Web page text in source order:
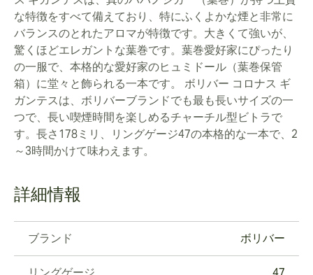
な特徴をすべて備えており、特にふくよかな煙と非常に
バランスのとれたアロマが特徴です。大きくて強いが、
驚くほどエレガントな葉巻です。葉巻愛好家にぴったり
の一服で、本格的な愛好家のヒュミドール（葉巻保管
箱）に堂々と飾られる一本です。 ボリバー コロナス ギ
ガンテスは、ボリバーブランドでも最も長いサイズの一
つで、長い喫煙時間を楽しめるチャーチル型ビトラで
す。長さ178ミリ、リングゲージ47の本格的な一本で、2
～3時間かけて味わえます。
詳細情報
ブランド ボリバー